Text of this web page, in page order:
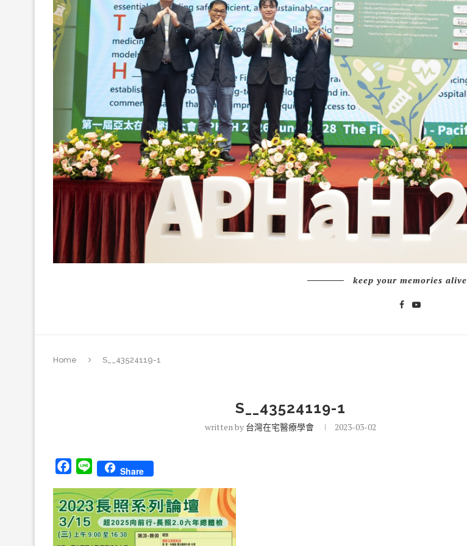
keep your memories alive
Home S__43524119-1
S__43524119-1
written by 台灣在宅醫療學會 2023-03-02
Facebook
Line Share